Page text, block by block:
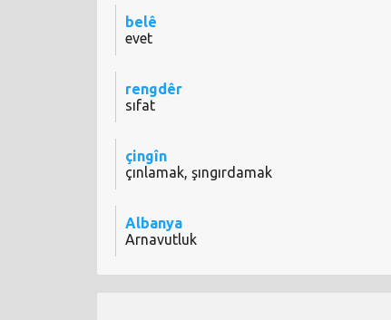
belê
evet
rengdêr
sıfat
çingîn
çınlamak, şıngırdamak
Albanya
Arnavutluk